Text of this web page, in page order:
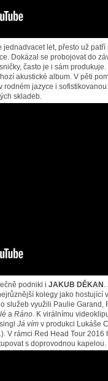
jednadvacet let, přesto už patří
Dokázal se probojovat do
často je i sám produkuje.
akustické album. V pěti
rodném jazyce i
skladeb.
podnikl i JAKUB DĚKAN .
kolegy jako hostující
služeb využili Paulie Garand,
a Ráno. K virálnímu
Já vím v produkci Lukáše
V rámci Red Head Tour 2016
s doprovodnou kapelou.